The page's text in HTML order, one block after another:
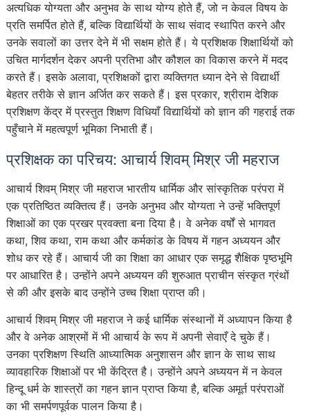
अत्यधिक योग्यता और अनुभव के साथ योग्य होते हैं, जो न केवल विषय के
प्रति समर्पित होते हैं, बल्कि विद्यार्थियों के साथ संवाद स्थापित करने और
उनके सवालों का उत्तर देने में भी सक्षम होते हैं। ये प्रशिक्षक शिक्षार्थियों को
उचित मार्गदर्शन देकर अपनी प्रतिभा और कौशल का विकास करने में मदद
करते हैं। इसके अलावा, प्रशिक्षकों द्वारा व्यक्तिगत ध्यान देने से विद्यार्थी
बेहतर तरीके से ज्ञान अर्जित कर सकते हैं। इस प्रकार, श्रीराम देशिक
प्रशिक्षण केंद्र में प्रस्तुत शिक्षण विधियाँ विद्यार्थियों को ज्ञान की गहराई तक
पहुँचाने में महत्वपूर्ण भूमिका निभाती हैं।
प्रशिक्षक का परिचय: आचार्य शिवम् मिश्र जी महराज
आचार्य शिवम् मिश्र जी महराज भारतीय धार्मिक और सांस्कृतिक परंपरा में
एक प्रतिष्ठित व्यक्तित्व हैं। उनके अनुभव और योग्यता ने उन्हें भक्तिपूर्ण
शिक्षाओं का एक प्रखर प्रवक्ता बना दिया है। वे अनेक वर्षों से भागवत
कथा, शिव कथा, राम कथा और कर्मकांड के विषय में गहन अध्ययन और
शोध कर रहे हैं। आचार्य जी का शिक्षा का आधार एक समृद्ध शैक्षिक पृष्ठभूमि
पर आधारित है। उन्होंने अपने अध्ययन की शुरुआत प्राचीन संस्कृत ग्रंथों
से की और इसके बाद उन्होंने उच्च शिक्षा प्राप्त की।
आचार्य शिवम् मिश्र जी महराज ने कई धार्मिक संस्थानों में अध्यापन किया है
और वे अनेक आश्रमों में भी आचार्य के रूप में अपनी सेवाएँ दे चुके हैं।
उनका प्रशिक्षण स्थिति आध्यात्मिक अनुशासन और ज्ञान के साथ साथ
व्यावहारिक शिक्षाओं पर भी केंद्रित है। उन्होंने अपने अध्ययन में न केवल
हिन्दू धर्म के शास्त्रों का गहन ज्ञान प्राप्त किया है, बल्कि अमूर्त परंपराओं
का भी समर्पणपूर्वक पालन किया है।